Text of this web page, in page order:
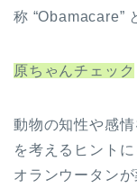
称 “Obamacare”
原ちゃんチェック
動物の知性や感
を考えるヒント
オランウータン